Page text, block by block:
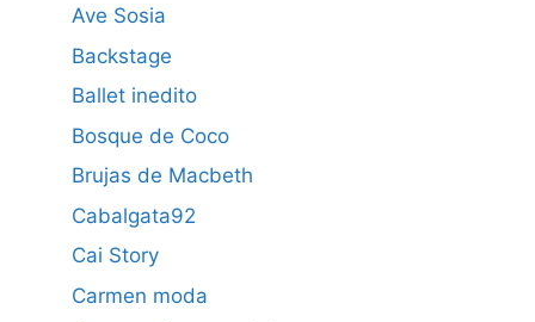
Ave Sosia
Backstage
Ballet inedito
Bosque de Coco
Brujas de Macbeth
Cabalgata92
Cai Story
Carmen moda